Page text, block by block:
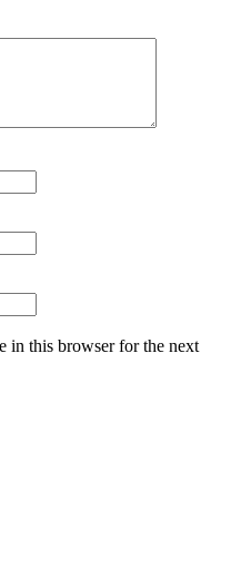
in this browser for the next